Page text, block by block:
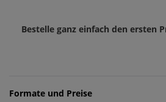
Bestelle ganz einfach den ersten
Formate und Preise